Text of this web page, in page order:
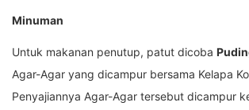
Minuman
Untuk makanan penutup, patut dicoba
Agar-Agar yang dicampur bersama Kelapa
Penyajiannya Agar-Agar tersebut dicampur